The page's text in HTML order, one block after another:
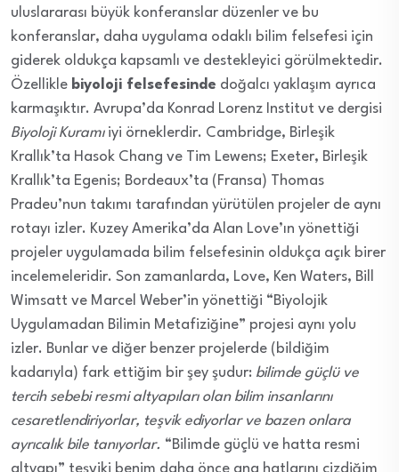
uluslararası büyük konferanslar düzenler ve bu
konferanslar, daha uygulama odaklı bilim felsefesi için
giderek oldukça kapsamlı ve destekleyici görülmektedir.
Özellikle biyoloji felsefesinde doğalcı yaklaşım ayrıca
karmaşıktır. Avrupa’da Konrad Lorenz Institut ve dergisi
Biyoloji Kuramı iyi örneklerdir. Cambridge, Birleşik
Krallık’ta Hasok Chang ve Tim Lewens; Exeter, Birleşik
Krallık’ta Egenis; Bordeaux’ta (Fransa) Thomas
Pradeu’nun takımı tarafından yürütülen projeler de aynı
rotayı izler. Kuzey Amerika’da Alan Love’ın yönettiği
projeler uygulamada bilim felsefesinin oldukça açık birer
incelemeleridir. Son zamanlarda, Love, Ken Waters, Bill
Wimsatt ve Marcel Weber’in yönettiği “Biyolojik
Uygulamadan Bilimin Metafiziğine” projesi aynı yolu
izler. Bunlar ve diğer benzer projelerde (bildiğim
kadarıyla) fark ettiğim bir şey şudur: bilimde güçlü ve
tercih sebebi resmi altyapıları olan bilim insanlarını
cesaretlendiriyorlar, teşvik ediyorlar ve bazen onlara
ayrıcalık bile tanıyorlar. “Bilimde güçlü ve hatta resmi
altyapı” teşviki benim daha önce ana hatlarını çizdiğim